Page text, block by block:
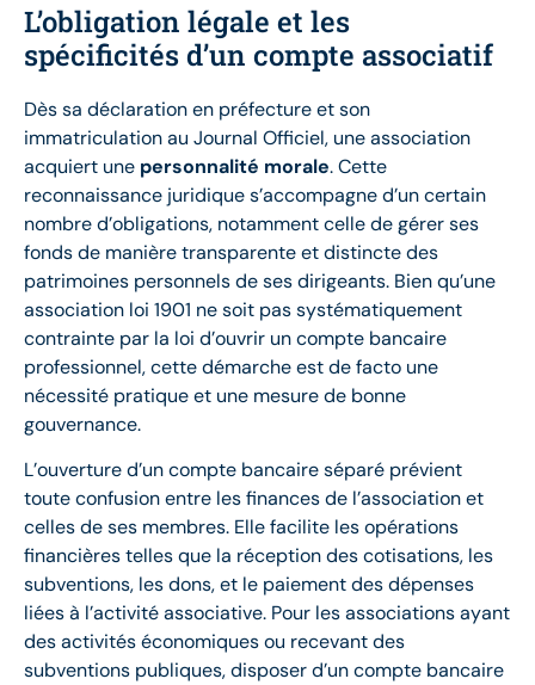
L’obligation légale et les
spécificités d’un compte associatif
Dès sa déclaration en préfecture et son
immatriculation au Journal Officiel, une association
acquiert une personnalité morale. Cette
reconnaissance juridique s’accompagne d’un certain
nombre d’obligations, notamment celle de gérer ses
fonds de manière transparente et distincte des
patrimoines personnels de ses dirigeants. Bien qu’une
association loi 1901 ne soit pas systématiquement
contrainte par la loi d’ouvrir un compte bancaire
professionnel, cette démarche est de facto une
nécessité pratique et une mesure de bonne
gouvernance.
L’ouverture d’un compte bancaire séparé prévient
toute confusion entre les finances de l’association et
celles de ses membres. Elle facilite les opérations
financières telles que la réception des cotisations, les
subventions, les dons, et le paiement des dépenses
liées à l’activité associative. Pour les associations ayant
des activités économiques ou recevant des
subventions publiques, disposer d’un compte bancaire